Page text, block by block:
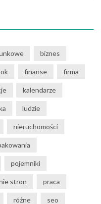
biznes
finanse firma
kalendarze
ludzie
nieruchomości
pojemniki
stron praca
różne seo